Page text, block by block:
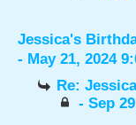
Jessica's
- May 21, 2024
Re:
- Sep